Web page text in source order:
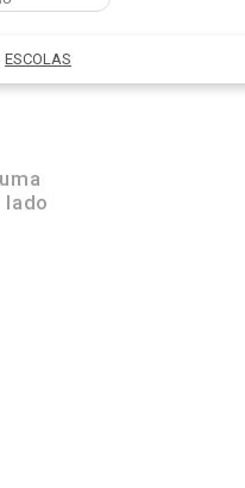
ESCOLAS
lado